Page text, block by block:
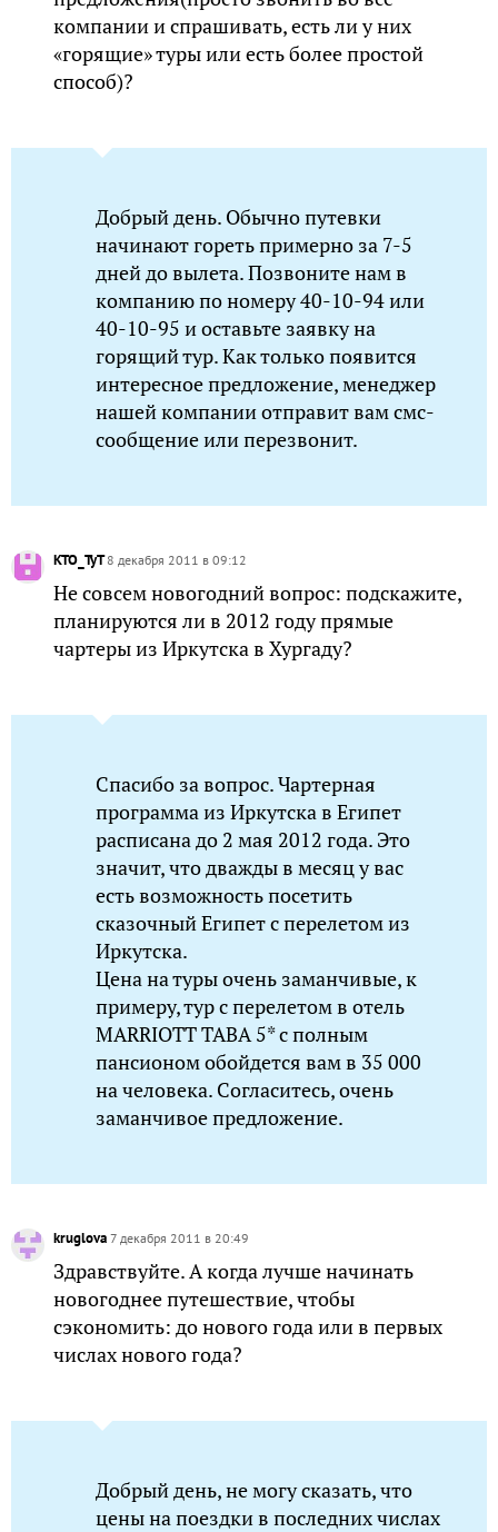
компании и спрашивать, есть ли у них
«горящие» туры или есть более простой
способ)?
Добрый день. Обычно путевки
начинают гореть примерно за 7-5
дней до вылета. Позвоните нам в
компанию по номеру 40-10-94 или
40-10-95 и оставьте заявку на
горящий тур. Как только появится
интересное предложение, менеджер
нашей компании отправит вам смс-
сообщение или перезвонит.
KTO_TyT8 декабря 2011 в 09:12
Не совсем новогодний вопрос: подскажите,
планируются ли в 2012 году прямые
чартеры из Иркутска в Хургаду?
Спасибо за вопрос. Чартерная
программа из Иркутска в Египет
расписана до 2 мая 2012 года. Это
значит, что дважды в месяц у вас
есть возможность посетить
сказочный Египет с перелетом из
Иркутска.
Цена на туры очень заманчивые, к
примеру, тур с перелетом в отель
MARRIOTT TABA 5* с полным
пансионом обойдется вам в 35 000
на человека. Согласитесь, очень
заманчивое предложение.
kruglova 7 декабря 2011 в 20:49
Здравствуйте. А когда лучше начинать
новогоднее путешествие, чтобы
сэкономить: до нового года или в первых
числах нового года?
Добрый день, не могу сказать, что
цены на поездки в последних числах